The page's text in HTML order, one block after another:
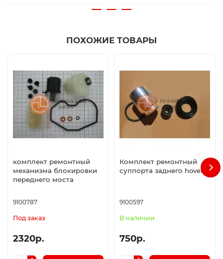
ПОХОЖИЕ ТОВАРЫ
комплект ремонтный
механизма блокировки
переднего моста
9100787
Под заказ
2320р.
Комплект ремонтный
суппорта заднего hover
9100597
В наличии
750р.